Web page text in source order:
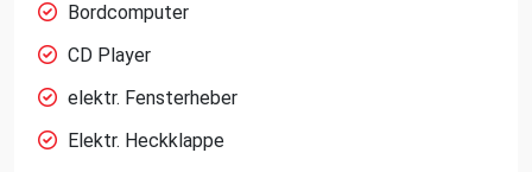
Bordcomputer
CD Player
elektr. Fensterheber
Elektr. Heckklappe